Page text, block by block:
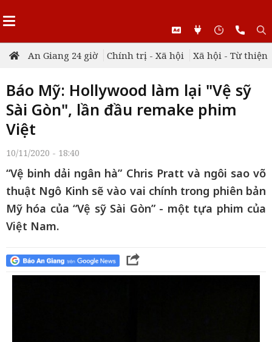
An Giang 24 giờ Chính trị - Xã hội Xã hội - Từ thiện
Báo Mỹ: Hollywood làm lại "Vệ sỹ
Sài Gòn", lần đầu remake phim
Việt
10/11/2020 - 18:40
“Vệ binh dải ngân hà” Chris Pratt và ngôi sao võ
thuật Ngô Kinh sẽ vào vai chính trong phiên bản
Mỹ hóa của “Vệ sỹ Sài Gòn” - một tựa phim của
Việt Nam.